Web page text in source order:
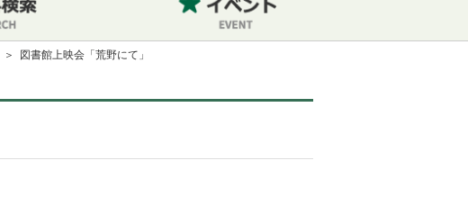
＞ 図書館上映会「荒野にて」